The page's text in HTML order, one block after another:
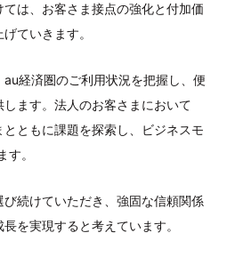
は、お客さま接点の強化と付加価
ていきます。
経済圏のご利用状況を把握し、便
ます。法人のお客さまにおいて
ともに課題を探索し、ビジネスモ
。
続けていただき、強固な信頼関係
を実現すると考えています。